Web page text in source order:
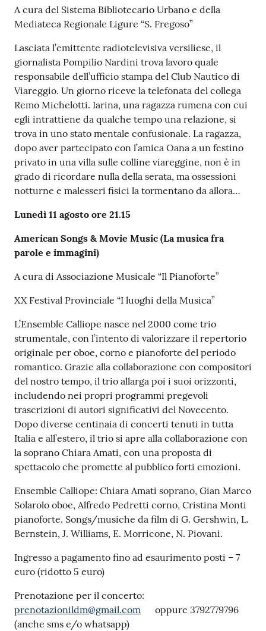
A cura del Sistema Bibliotecario Urbano e della
Mediateca Regionale Ligure “S. Fregoso”
Lasciata l’emittente radiotelevisiva versiliese, il
giornalista Pompilio Nardini trova lavoro quale
responsabile dell’ufficio stampa del Club Nautico di
Viareggio. Un giorno riceve la telefonata del collega
Remo Michelotti. Iarina, una ragazza rumena con cui
egli intrattiene da qualche tempo una relazione, si
trova in uno stato mentale confusionale. La ragazza,
dopo aver partecipato con l’amica Oana a un festino
privato in una villa sulle colline viareggine, non è in
grado di ricordare nulla della serata, ma ossessioni
notturne e malesseri fisici la tormentano da allora…
Lunedì 11 agosto ore 21.15
American Songs & Movie Music (La musica fra
parole e immagini)
A cura di Associazione Musicale “Il Pianoforte”
XX Festival Provinciale “I luoghi della Musica”
L’Ensemble Calliope nasce nel 2000 come trio
strumentale, con l’intento di valorizzare il repertorio
originale per oboe, corno e pianoforte del periodo
romantico. Grazie alla collaborazione con compositori
del nostro tempo, il trio allarga poi i suoi orizzonti,
includendo nei propri programmi pregevoli
trascrizioni di autori significativi del Novecento.
Dopo diverse centinaia di concerti tenuti in tutta
Italia e all’estero, il trio si apre alla collaborazione con
la soprano Chiara Amati, con una proposta di
spettacolo che promette al pubblico forti emozioni.
Ensemble Calliope: Chiara Amati soprano, Gian Marco
Solarolo oboe, Alfredo Pedretti corno, Cristina Monti
pianoforte. Songs/musiche da film di G. Gershwin, L.
Bernstein, J. Williams, E. Morricone, N. Piovani.
Ingresso a pagamento fino ad esaurimento posti – 7
euro (ridotto 5 euro)
Prenotazione per il concerto:
prenotazionildm@gmail.com
oppure 3792779796
(anche sms e/o whatsapp)